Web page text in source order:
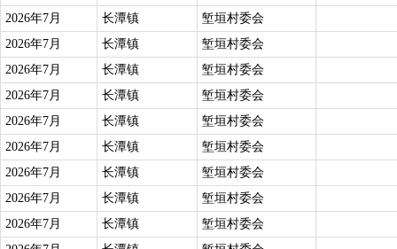
2026年7月
长潭镇
堑垣村委会
2026年7月
长潭镇
堑垣村委会
2026年7月
长潭镇
堑垣村委会
2026年7月
长潭镇
堑垣村委会
2026年7月
长潭镇
堑垣村委会
2026年7月
长潭镇
堑垣村委会
2026年7月
长潭镇
堑垣村委会
2026年7月
长潭镇
堑垣村委会
2026年7月
长潭镇
堑垣村委会